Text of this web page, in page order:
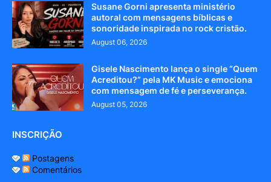
Susane Gorni apresenta ministério
autoral com mensagens bíblicas e
sonoridade inspirada no rock cristão.
August 06, 2026
Gisele Nascimento lança o single “Quem
Acreditou?” pela MK Music e emociona
com mensagem de fé e perseverança.
August 05, 2026
INSCRIÇÃO
Postagens
Comentários